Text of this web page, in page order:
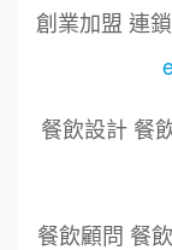
創業加盟 連
餐飲設計 餐
餐飲顧問 餐
鼎威維修
9 SHARE
加盟預算
徐 先生/小姐
加盟預算
加盟預算